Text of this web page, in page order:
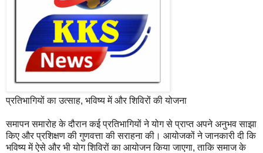
प्रतिभागियों का उत्साह, भविष्य में और शिविरों की योजना
समापन समारोह के दौरान कई प्रतिभागियों ने योग से प्राप्त अपने अनुभव साझा
किए और प्रशिक्षण की गुणवत्ता की सराहना की। आयोजकों ने जानकारी दी कि
भविष्य में ऐसे और भी योग शिविरों का आयोजन किया जाएगा, ताकि समाज के